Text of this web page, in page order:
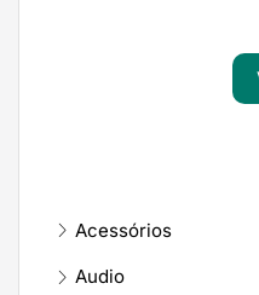
Acessórios
Audio